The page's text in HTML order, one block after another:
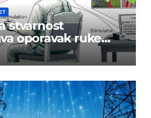
stvarnost
oporavak ruke
udara